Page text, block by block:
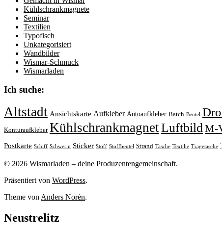
Kühlschrankmagnete
Seminar
Textilien
Typofisch
Unkategorisiert
Wandbilder
Wismar-Schmuck
Wismarladen
Ich suche:
Altstadt Ansichtskarte Aufkleber Autoaufkleber Batch Beutel
Konturaufkleber KühlschrankmagnetLuftbildM-
Postkarte Schiff Schwerin Sticker Stoff Stoffbeutel Strand Tasche Textilie Tragetasche
© 2026 Wismarladen – deine Produzentengemeinschaft.
Präsentiert von WordPress.
Theme von Anders Norén.
Neustrelitz